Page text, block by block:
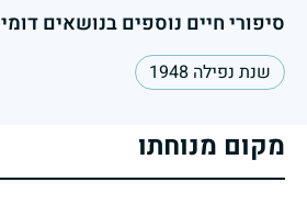
סיפורי חיים נוספים בנושאים
שנת נפילה 1948
מקום מנוחתו